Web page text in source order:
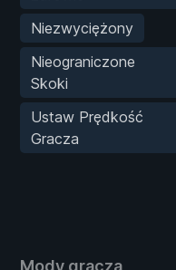
Niezwyciężony
Nieograniczone
Skoki
Ustaw Prędkość
Gracza
Mody gracza